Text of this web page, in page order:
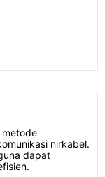
nirkabel.
dapat